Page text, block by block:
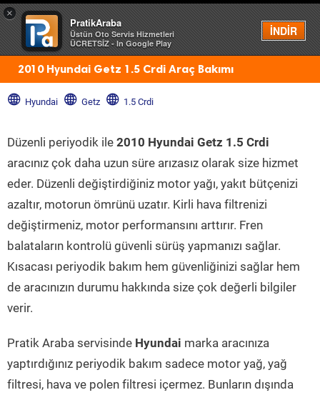
×
PratikAraba
Üstün Oto Servis Hizmetleri
ÜCRETSİZ - In Google Play
İNDİR
Menü
2010 Hyundai Getz 1.5 Crdi Araç Bakımı
Hyundai Getz 1.5 Crdi
Düzenli periyodik ile 2010 Hyundai Getz 1.5 Crdi
aracınız çok daha uzun süre arızasız olarak size hizmet
eder. Düzenli değiştirdiğiniz motor yağı, yakıt bütçenizi
azaltır, motorun ömrünü uzatır. Kirli hava filtrenizi
değiştirmeniz, motor performansını arttırır. Fren
balataların kontrolü güvenli sürüş yapmanızı sağlar.
Kısacası periyodik bakım hem güvenliğinizi sağlar hem
de aracınızın durumu hakkında size çok değerli bilgiler
verir.
Pratik Araba servisinde Hyundai marka aracınıza
yaptırdığınız periyodik bakım sadece motor yağ, yağ
filtresi, hava ve polen filtresi içermez. Bunların dışında